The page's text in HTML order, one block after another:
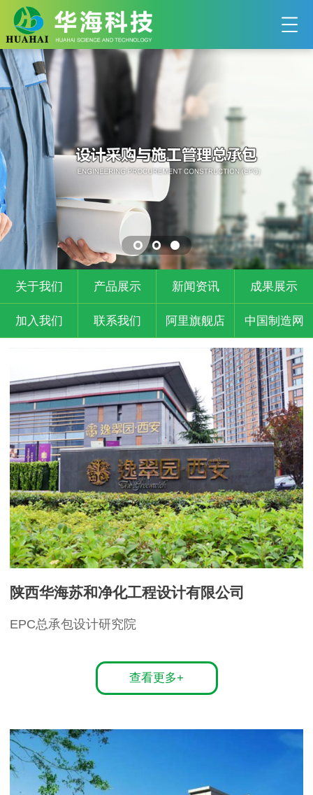
关于我们 产品展示 新闻资讯 成果展示
加入我们 联系我们 阿里旗舰店 中国制造网
陕西华海苏和净化工程设计有限公司
EPC总承包设计研究院
查看更多+